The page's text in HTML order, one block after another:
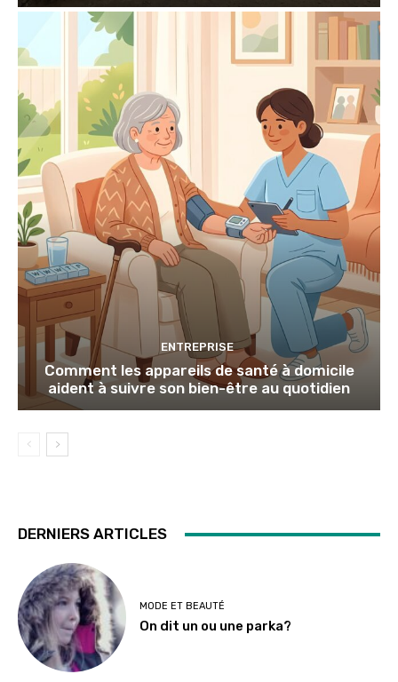
ENTREPRISE
Comment les appareils de santé à domicile
aident à suivre son bien-être au quotidien
DERNIERS ARTICLES
MODE ET BEAUTÉ
On dit un ou une parka?